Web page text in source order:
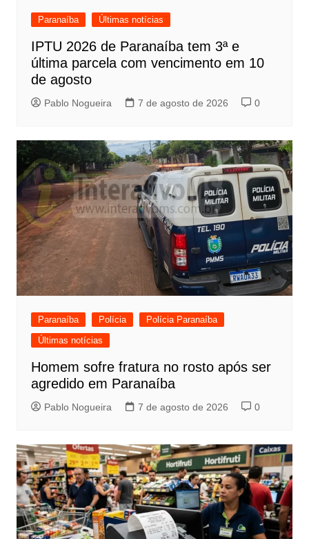
Paranaíba Últimas notícias
IPTU 2026 de Paranaíba tem 3ª e
última parcela com vencimento em 10
de agosto
Pablo Nogueira 7 de agosto de 2026 0
Paranaíba Polícia
Polícia Paranaíba
Últimas notícias
Homem sofre fratura no rosto após ser
agredido em Paranaíba
Pablo Nogueira 7 de agosto de 2026 0